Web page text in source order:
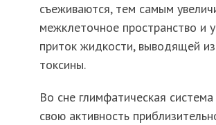
съеживаются, тем самым
межклеточное пространство и
приток жидкости, выводящей
токсины.
Во сне глимфатическая система
свою активность